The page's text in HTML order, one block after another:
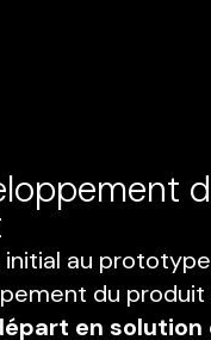
initial au
du produit
en